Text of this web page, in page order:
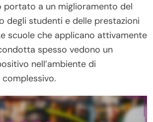
portato a un miglioramento del
degli studenti e delle prestazioni
scuole che applicano attivamente
spesso vedono un
nell’ambiente di